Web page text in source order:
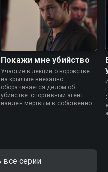
Покажи мне убийство
Участие в лекции о воровстве
на крыльце внезапно
оборачивается делом об
убийстве: спортивный агент
найден мертвым в собственной
все серии